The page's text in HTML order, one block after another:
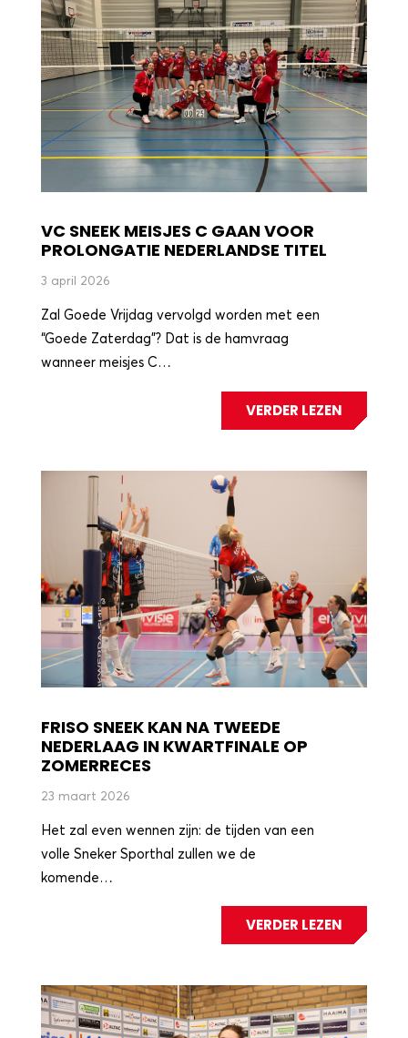
VC SNEEK MEISJES C GAAN VOOR
PROLONGATIE NEDERLANDSE TITEL
3 april 2026
Zal Goede Vrijdag vervolgd worden met een
“Goede Zaterdag”? Dat is de hamvraag
wanneer meisjes C…
VERDER LEZEN
FRISO SNEEK KAN NA TWEEDE
NEDERLAAG IN KWARTFINALE OP
ZOMERRECES
23 maart 2026
Het zal even wennen zijn: de tijden van een
volle Sneker Sporthal zullen we de
komende…
VERDER LEZEN